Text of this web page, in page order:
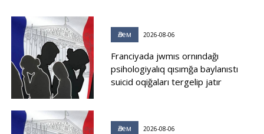
Әлем 2026-08-06
Franciyada jwmıs ornındağı
psihologiyalıq qısımğa baylanıstı
suicid oqiğaları tergelip jatır
Әлем 2026-08-06